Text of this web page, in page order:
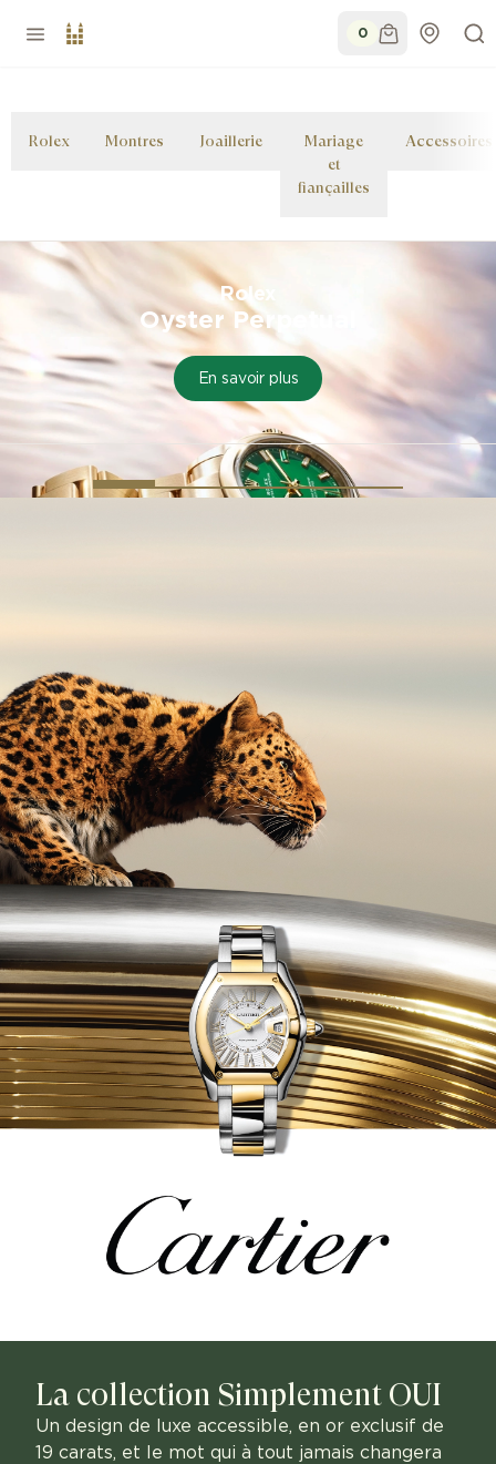
0
Rolex Montres Joaillerie
Mariage
et
fiançailles
Accessoires
Rolex
Oyster Perpetual
En savoir plus
La collection Simplement OUI
Un design de luxe accessible, en or exclusif de
19 carats, et le mot qui à tout jamais changera